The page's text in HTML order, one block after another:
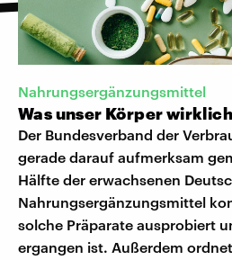
Nahrungsergänzungsmittel
Was unser Körper
Der Bundesverband der
gerade darauf aufmerksam
Hälfte der erwachsenen
Nahrungsergänzungsmittel
solche Präparate ausprobiert
ergangen ist. Außerdem ordnet